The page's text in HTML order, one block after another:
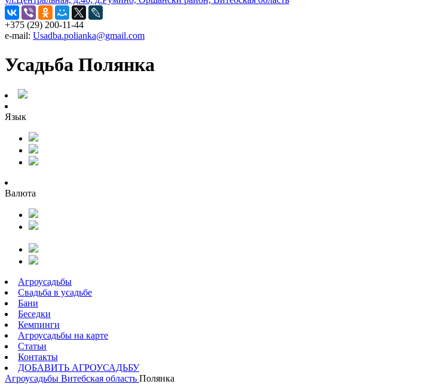
+375 (29) 200-11-44
e-mail: Usadba.polianka@gmail.com
Усадьба Полянка
Язык
Валюта
Агроусадьбы
Свадьба в усадьбе
Бани
Беседки
Кемпинги
Агроусадьбы на карте
Статьи
Контакты
ДОБАВИТЬ АГРОУСАДЬБУ
Агроусадьбы Витебская область Полянка